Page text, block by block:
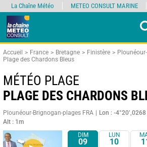
Accueil France Bretagne Finistère
Plage des Chardons Bleus
MÉTÉO PLAGE
PLAGE DES CHARDONS
Plounéour-Brignogan-plages FRA Lon : -
Alt : 1m
DIM
09
LUN
10
La Chaîne Météo METEO CONSULT MARINE